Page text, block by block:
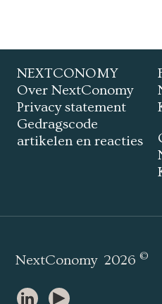
NEXTCONOMY
Over NextConomy
Privacy statement
Gedragscode
artikelen en reacties
NextConomy 2026©